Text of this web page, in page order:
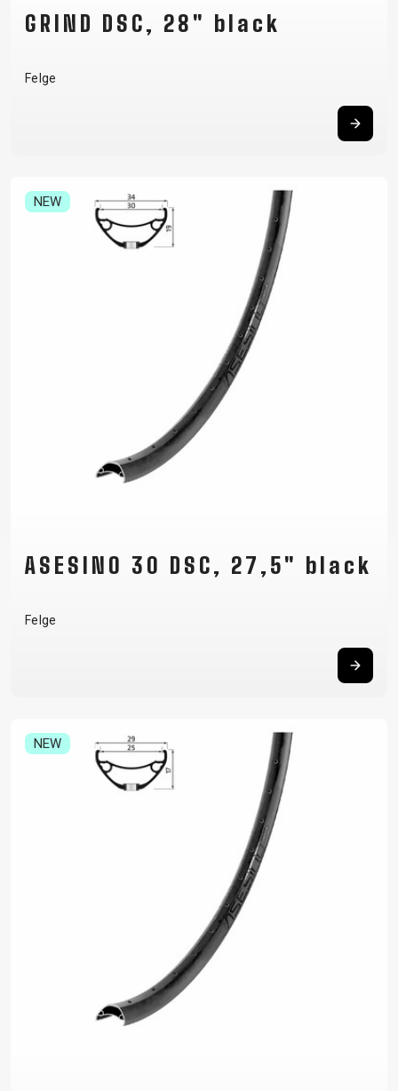
GRIND DSC, 28" black
Felge
NEW
ASESINO 30 DSC, 27,5" black
Felge
NEW